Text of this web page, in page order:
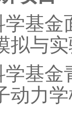
学基
拟与实
学基
动力